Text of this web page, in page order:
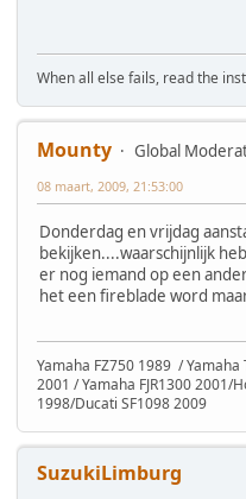
When all else fails, read the
Mounty
Global
08 maart, 2009, 21:53:00
Donderdag en vrijdag
bekijken....waarschijnlijk
er nog iemand op een
het een fireblade word
Yamaha FZ750 1989 /
2001 / Yamaha FJR1300 2001/
1998/Ducati SF1098 2009
SuzukiLimburg